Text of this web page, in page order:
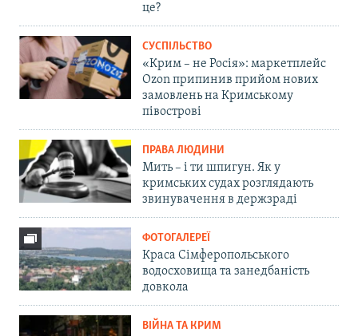
це?
СУСПІЛЬСТВО
«Крим – не Росія»: маркетплейс
Ozon припинив прийом нових
замовлень на Кримському
півострові
ПРАВА ЛЮДИНИ
Мить – і ти шпигун. Як у
кримських судах розглядають
звинувачення в держзраді
ФОТОГАЛЕРЕЇ
Краса Сімферопольського
водосховища та занедбаність
довкола
ВІЙНА ТА КРИМ